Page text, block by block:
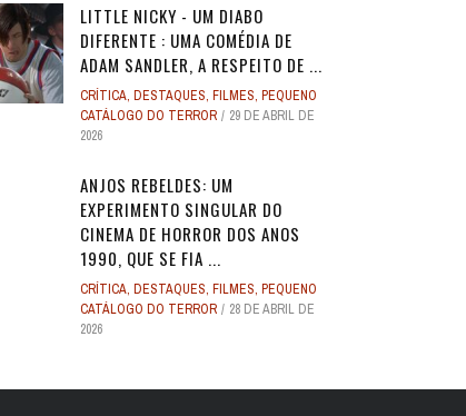
LITTLE NICKY - UM DIABO
DIFERENTE : UMA COMÉDIA DE
ADAM SANDLER, A RESPEITO DE ...
CRÍTICA, DESTAQUES, FILMES, PEQUENO
CATÁLOGO DO TERROR
29 DE ABRIL DE
2026
ANJOS REBELDES: UM
EXPERIMENTO SINGULAR DO
CINEMA DE HORROR DOS ANOS
1990, QUE SE FIA ...
CRÍTICA, DESTAQUES, FILMES, PEQUENO
CATÁLOGO DO TERROR
28 DE ABRIL DE
2026